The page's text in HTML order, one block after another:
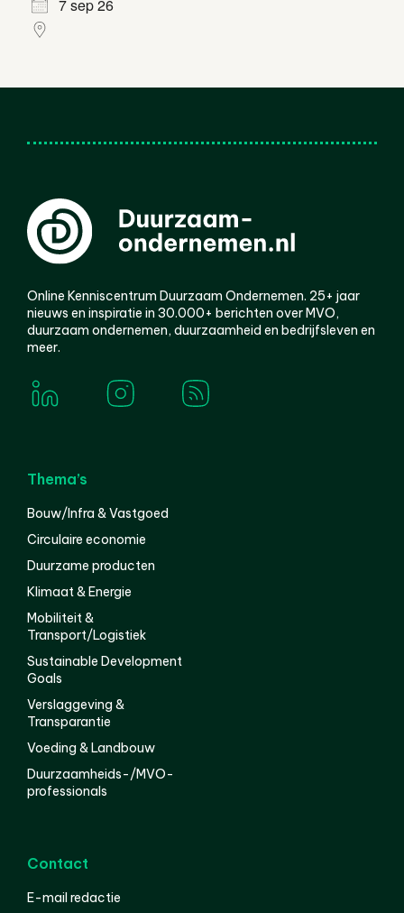
7 sep 26
Online Kenniscentrum Duurzaam Ondernemen. 25+ jaar
nieuws en inspiratie in 30.000+ berichten over MVO,
duurzaam ondernemen, duurzaamheid en bedrijfsleven en
meer.
Thema’s
Bouw/Infra & Vastgoed
Circulaire economie
Duurzame producten
Klimaat & Energie
Mobiliteit &
Transport/Logistiek
Sustainable Development
Goals
Verslaggeving &
Transparantie
Voeding & Landbouw
Duurzaamheids-/MVO-
professionals
Contact
E-mail redactie